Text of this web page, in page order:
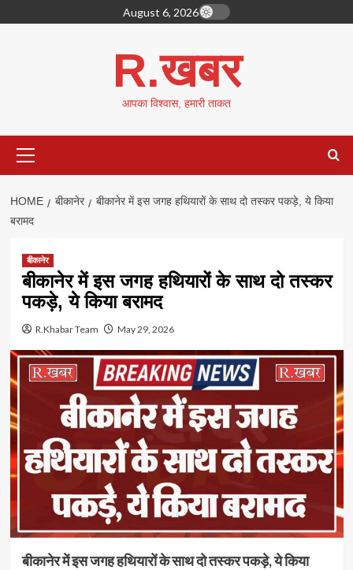
to
August 6, 2026
R.खबर
आपका विश्वास, हमारी ताकत
Menu
HOME बीकानेर
बीकानेर में इस जगह हथियारों के साथ दो तस्कर पकड़े, ये किया
बरामद
बीकानेर
बीकानेर में इस जगह हथियारों के साथ दो तस्कर
पकड़े, ये किया बरामद
R.Khabar Team May 29, 2026
बीकानेर में इस जगह हथियारों के साथ दो तस्कर पकड़े, ये किया